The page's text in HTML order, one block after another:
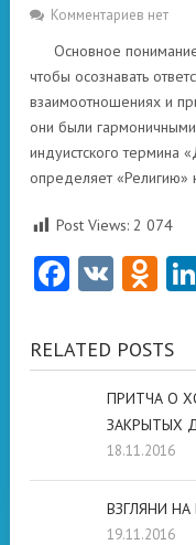
Комментариев нет
Основное
чтобы осознавать
взаимоотношениях и
они были
индуистского термина
определяет «Религию»
Post Views: 2 074
VK
RELATED POSTS
ПРИТЧА О
ЗАКРЫТЫХ
18.11.2016
ВЗГЛЯНИ
19.11.2016